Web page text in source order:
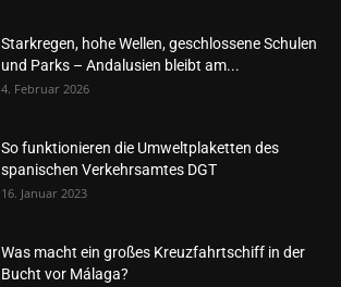
Starkregen, hohe Wellen, geschlossene Schulen
und Parks – Andalusien bleibt am...
4. Februar 2026
So funktionieren die Umweltplaketten des
spanischen Verkehrsamtes DGT
16. Januar 2023
Was macht ein großes Kreuzfahrtschiff in der
Bucht vor Málaga?